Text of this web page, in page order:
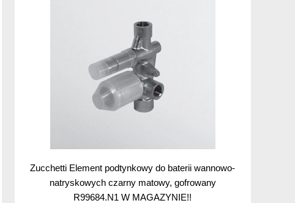
Zucchetti Element podtynkowy do baterii wannowo-
natryskowych czarny matowy, gofrowany
R99684.N1 W MAGAZYNIE!!